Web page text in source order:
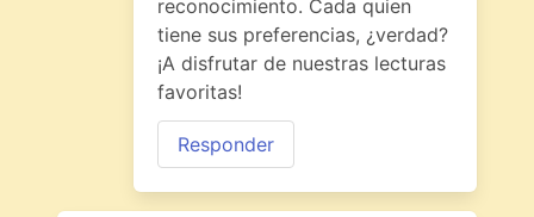
reconocimiento. Cada quien
tiene sus preferencias, ¿verdad?
¡A disfrutar de nuestras lecturas
favoritas!
Responder